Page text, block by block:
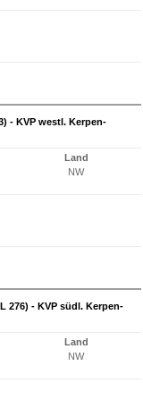
- KVP westl. Kerpen-
Land
NW
276) - KVP südl. Kerpen-
Land
NW